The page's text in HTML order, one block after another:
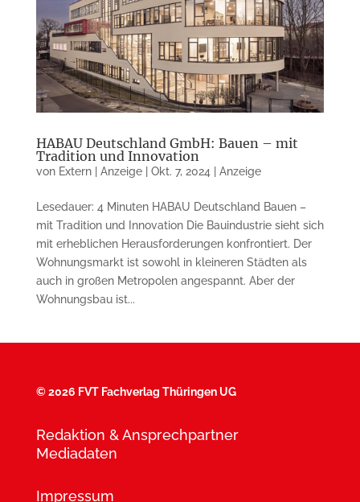
HABAU Deutschland GmbH: Bauen – mit
Tradition und Innovation
von Extern | Anzeige| Okt. 7, 2024 Anzeige
Lesedauer: 4 Minuten HABAU Deutschland Bauen –
mit Tradition und Innovation Die Bauindustrie sieht sich
mit erheblichen Herausforderungen konfrontiert. Der
Wohnungsmarkt ist sowohl in kleineren Städten als
auch in großen Metropolen angespannt. Aber der
Wohnungsbau ist...
©2026 FVT Fachverlag Thüringen UG
Redaktion & Ansprechpartner
Mediadaten
Impressum